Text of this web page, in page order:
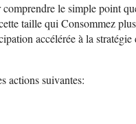
le simple point
taille qui Consommez
accélérée à la
actions suivantes: